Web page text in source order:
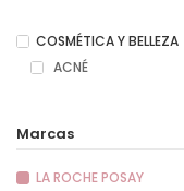
COSMÉTICA Y BELLEZA
ACNÉ
Marcas
LA ROCHE POSAY